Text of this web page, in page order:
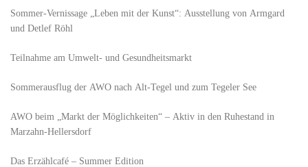
Sommer-Vernissage „Leben mit der Kunst“: Ausstellung von Armgard
und Detlef Röhl
Teilnahme am Umwelt- und Gesundheitsmarkt
Sommerausflug der AWO nach Alt‑Tegel und zum Tegeler See
AWO beim „Markt der Möglichkeiten“ – Aktiv in den Ruhestand in
Marzahn-Hellersdorf
Das Erzählcafé – Summer Edition